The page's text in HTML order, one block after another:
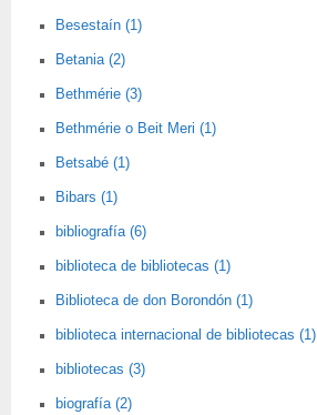
Besestaín (1)
Betania (2)
Bethmérie (3)
Bethmérie o Beit Meri (1)
Betsabé (1)
Bibars (1)
bibliografía (6)
biblioteca de bibliotecas (1)
Biblioteca de don Borondón (1)
biblioteca internacional de bibliotecas (1)
bibliotecas (3)
biografía (2)